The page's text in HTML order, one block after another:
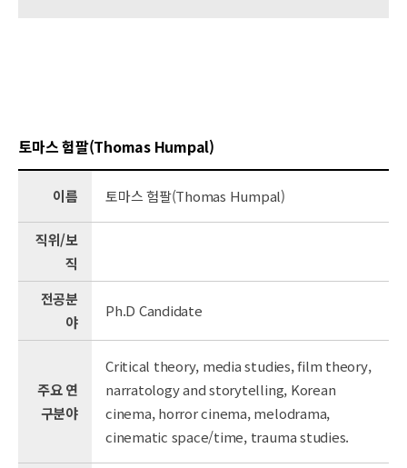
토마스 험팔(Thomas Humpal)
이름 토마스 험팔(Thomas Humpal)
직위/보
직
전공분
야
Ph.D Candidate
주요 연
구분야
Critical theory, media studies, film theory,
narratology and storytelling, Korean
cinema, horror cinema, melodrama,
cinematic space/time, trauma studies.